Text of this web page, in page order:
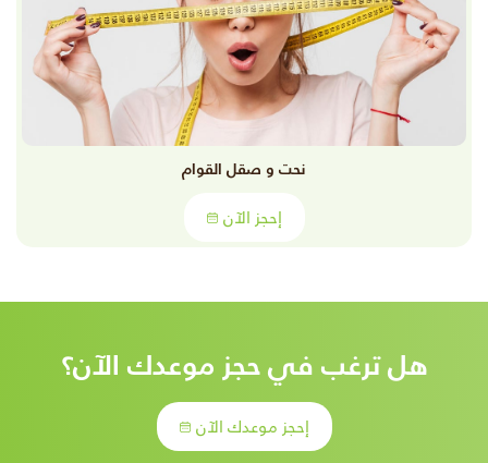
نحت و صقل القوام
إحجز الآن
هل ترغب في حجز موعدك الآن؟
إحجز موعدك الآن